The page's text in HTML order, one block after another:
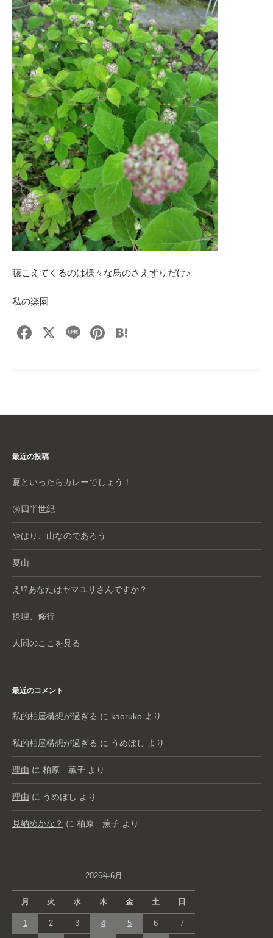
聴こえてくるのは様々な鳥のさえずりだけ♪
私の楽園
F
b
o
X
Li
Pi
st a
最近の投稿
夏といったらカレーでしょう！
㊗️四半世紀
やはり、山なのであろう
夏山
え!?あなたはヤマユリさんですか？
摂理、修行
人間のここを見る
最近のコメント
私的柏屋構想が過ぎる に kaoruko より
私的柏屋構想が過ぎる に うめぼし より
理由 に 柏原 薫子 より
理由 に うめぼし より
見納めかな？ に 柏原 薫子 より
2026年6月
月 火 水 木 金 土 日
1 2 3 4 5 6 7